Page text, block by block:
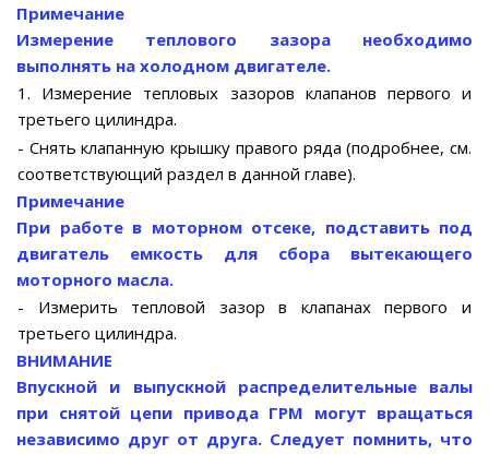
Примечание
Измерение теплового зазора необходимо
выполнять на холодном двигателе.
1. Измерение тепловых зазоров клапанов первого и
третьего цилиндра.
- Снять клапанную крышку правого ряда (подробнее, см.
соответствующий раздел в данной главе).
Примечание
При работе в моторном отсеке, подставить под
двигатель емкость для сбора вытекающего
моторного масла.
- Измерить тепловой зазор в клапанах первого и
третьего цилиндра.
ВНИМАНИЕ
Впускной и выпускной распределительные валы
при снятой цепи привода ГРМ могут вращаться
независимо друг от друга. Следует помнить, что